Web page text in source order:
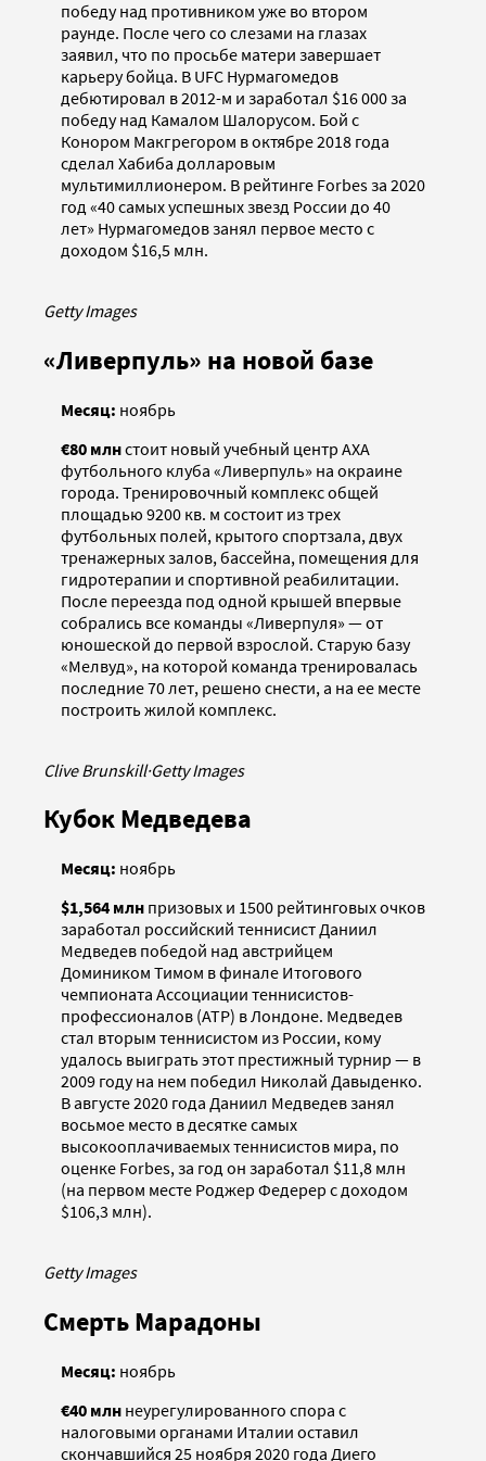
победу над противником уже во втором
раунде. После чего со слезами на глазах
заявил, что по просьбе матери завершает
карьеру бойца. В UFC Нурмагомедов
дебютировал в 2012-м и заработал $16 000 за
победу над Камалом Шалорусом. Бой с
Конором Макгрегором в октябре 2018 года
сделал Хабиба долларовым
мультимиллионером. В рейтинге Forbes за 2020
год «40 самых успешных звезд России до 40
лет» Нурмагомедов занял первое место с
доходом $16,5 млн.
Getty Images
«Ливерпуль» на новой базе
Месяц: ноябрь
€80 млнстоит новый учебный центр АХА
футбольного клуба «Ливерпуль» на окраине
города. Тренировочный комплекс общей
площадью 9200 кв. м состоит из трех
футбольных полей, крытого спортзала, двух
тренажерных залов, бассейна, помещения для
гидротерапии и спортивной реабилитации.
После переезда под одной крышей впервые
собрались все команды «Ливерпуля» — от
юношеской до первой взрослой. Старую базу
«Мелвуд», на которой команда тренировалась
последние 70 лет, решено снести, а на ее месте
построить жилой комплекс.
Clive Brunskill·Getty Images
Кубок Медведева
Месяц: ноябрь
$1,564 млн призовых и 1500 рейтинговых очков
заработал российский теннисист Даниил
Медведев победой над австрийцем
Домиником Тимом в финале Итогового
чемпионата Ассоциации теннисистов-
профессионалов (АТР) в Лондоне. Медведев
стал вторым теннисистом из России, кому
удалось выиграть этот престижный турнир — в
2009 году на нем победил Николай Давыденко.
В августе 2020 года Даниил Медведев занял
восьмое место в десятке самых
высокооплачиваемых теннисистов мира, по
оценке Forbes, за год он заработал $11,8 млн
(на первом месте Роджер Федерер с доходом
$106,3 млн).
Getty Images
Смерть Марадоны
Месяц: ноябрь
€40 млн неурегулированного спора с
налоговыми органами Италии оставил
скончавшийся 25 ноября 2020 года Диего